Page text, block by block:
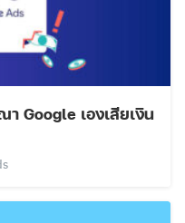
Google เองเสียเงิน